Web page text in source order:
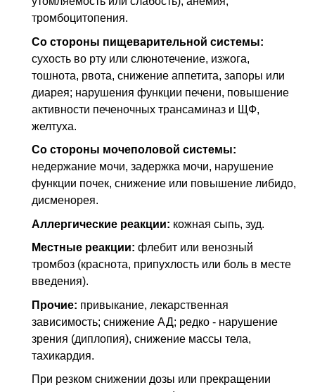
тромбоцитопения.
Со стороны пищеварительной системы:
сухость во рту или слюнотечение, изжога,
тошнота, рвота, снижение аппетита, запоры или
диарея; нарушения функции печени, повышение
активности печеночных трансаминаз и ЩФ,
желтуха.
Со стороны мочеполовой системы:
недержание мочи, задержка мочи, нарушение
функции почек, снижение или повышение либидо,
дисменорея.
Аллергические реакции: кожная сыпь, зуд.
Местные реакции: флебит или венозный
тромбоз (краснота, припухлость или боль в месте
введения).
Прочие: привыкание, лекарственная
зависимость; снижение АД; редко - нарушение
зрения (диплопия), снижение массы тела,
тахикардия.
При резком снижении дозы или прекращении